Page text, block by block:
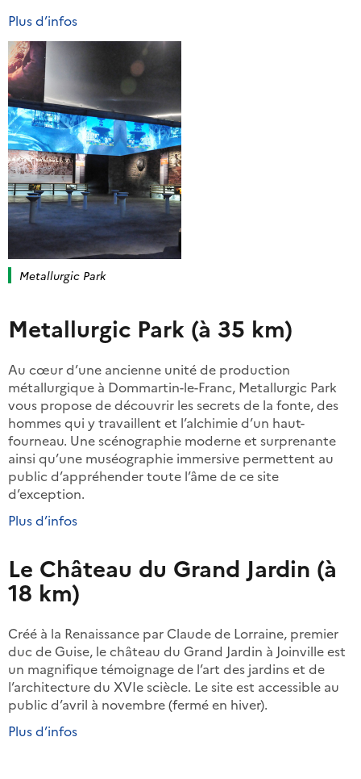
Plus d’infos
Metallurgic Park
Metallurgic Park (à 35 km)
Au cœur d’une ancienne unité de production
métallurgique à Dommartin-le-Franc, Metallurgic Park
vous propose de découvrir les secrets de la fonte, des
hommes qui y travaillent et l’alchimie d’un haut-
fourneau. Une scénographie moderne et surprenante
ainsi qu’une muséographie immersive permettent au
public d’appréhender toute l’âme de ce site
d’exception.
Plus d’infos
Le Château du Grand Jardin (à
18 km)
Créé à la Renaissance par Claude de Lorraine, premier
duc de Guise, le château du Grand Jardin à Joinville est
un magnifique témoignage de l’art des jardins et de
l’architecture du XVIe sciècle. Le site est accessible au
public d’avril à novembre (fermé en hiver).
Plus d’infos